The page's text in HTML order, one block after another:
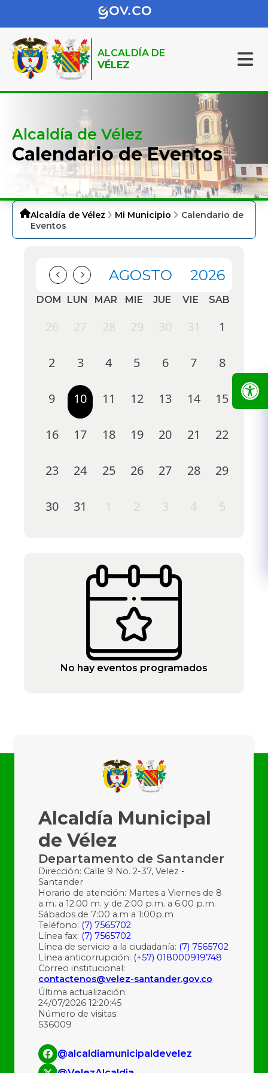
ALCALDÍA DE
VÉLEZ
Alcaldía de Vélez
Calendario de Eventos
Alcaldía de Vélez Mi Municipio
Calendario de
Eventos
AGOSTO 2026
DOM LUN MAR MIE JUE VIE SAB
26 27 28 29 30 31 1
2 3 4 5 6 7 8
9 10 11 12 13 14 15
16 17 18 19 20 21 22
23 24 25 26 27 28 29
30 31 1 2 3 4 5
No hay eventos programados
Alcaldía Municipal
de Vélez
Departamento de Santander
Dirección: Calle 9 No. 2-37, Velez -
Santander
Horario de atención: Martes a Viernes de 8
a.m. a 12.00 m. y de 2:00 p.m. a 6:00 p.m.
Sábados de 7:00 a.m a 1:00p.m
Teléfono: (7) 7565702
Línea fax: (7) 7565702
Línea de servicio a la ciudadanía: (7) 7565702
Línea anticorrupción: (+57) 018000919748
Correo institucional:
contactenos@velez-santander.gov.co
Última actualización:
24/07/2026 12:20:45
Número de visitas:
536009
@alcaldiamunicipaldevelez